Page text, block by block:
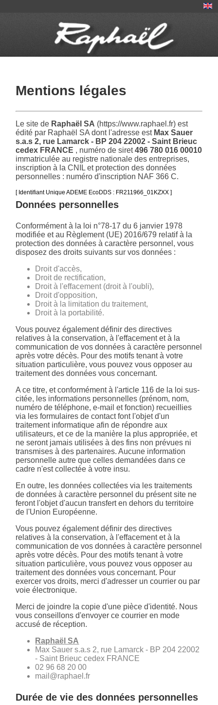
Mentions légales
Le site de Raphaël SA (https://www.raphael.fr) est
édité par Raphaël SA dont l'adresse est Max Sauer
s.a.s 2, rue Lamarck - BP 204 22002 - Saint Brieuc
cedex FRANCE , numéro de siret496 780 016 00010
immatriculée au registre nationale des entreprises,
inscription à la CNIL et protection des données
personnelles : numéro d'inscription NAF 366 C.
[ Identifiant Unique ADEME EcoDDS : FR211966_01KZXX ]
Données personnelles
Conformément à la loi n°78-17 du 6 janvier 1978
modifiée et au Règlement (UE) 2016/679 relatif à la
protection des données à caractère personnel, vous
disposez des droits suivants sur vos données :
Droit d'accès,
Droit de rectification,
Droit à l'effacement (droit à l'oubli),
Droit d'opposition,
Droit à la limitation du traitement,
Droit à la portabilité.
Vous pouvez également définir des directives
relatives à la conservation, à l'effacement et à la
communication de vos données à caractère personnel
après votre décès. Pour des motifs tenant à votre
situation particulière, vous pouvez vous opposer au
traitement des données vous concernant.
A ce titre, et conformément à l'article 116 de la loi sus-
citée, les informations personnelles (prénom, nom,
numéro de téléphone, e-mail et fonction) recueillies
via les formulaires de contact font l'objet d'un
traitement informatique afin de répondre aux
utilisateurs, et ce de la manière la plus appropriée, et
ne seront jamais utilisées à des fins non prévues ni
transmises à des partenaires. Aucune information
personnelle autre que celles demandées dans ce
cadre n'est collectée à votre insu.
En outre, les données collectées via les traitements
de données à caractère personnel du présent site ne
feront l'objet d'aucun transfert en dehors du territoire
de l'Union Européenne.
Vous pouvez également définir des directives
relatives à la conservation, à l'effacement et à la
communication de vos données à caractère personnel
après votre décès. Pour des motifs tenant à votre
situation particulière, vous pouvez vous opposer au
traitement des données vous concernant. Pour
exercer vos droits, merci d'adresser un courrier ou par
voie électronique.
Merci de joindre la copie d'une pièce d'identité. Nous
vous conseillons d'envoyer ce courrier en mode
accusé de réception.
Raphaël SA
Max Sauer s.a.s 2, rue Lamarck - BP 204 22002
- Saint Brieuc cedex FRANCE
02 96 68 20 00
mail@raphael.fr
Durée de vie des données personnelles